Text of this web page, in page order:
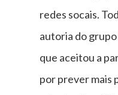
redes socais.
autoria do grupo
que aceitou a
por prever mais